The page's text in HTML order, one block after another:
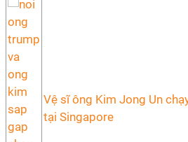
Vệ sĩ ông Kim Jong Un
tại Singapore